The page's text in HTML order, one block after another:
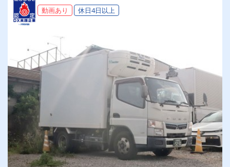
動画あり 休日4日以上